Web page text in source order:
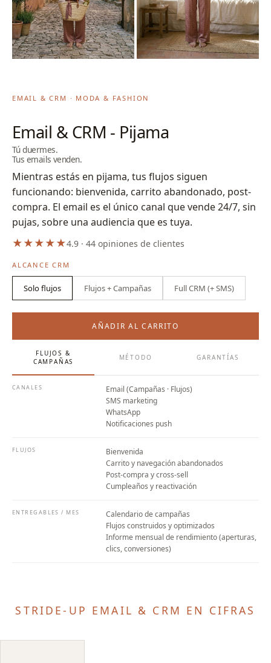
EMAIL & CRM · MODA & FASHION
Email & CRM - Pijama
Tú duermes.
Tus emails venden.
Mientras estás en pijama, tus flujos siguen
funcionando: bienvenida, carrito abandonado, post-
compra. El email es el único canal que vende 24/7, sin
pujas, sobre una audiencia que es tuya.
★★★★★4.9 · 44 opiniones de clientes
ALCANCE CRM
Solo flujos Flujos + Campañas
Full CRM (+ SMS)
AÑADIR AL CARRITO
FLUJOS &
CAMPAÑAS
MÉTODO GARANTÍAS
CANALES
Email (Campañas · Flujos)
SMS marketing
WhatsApp
Notificaciones push
FLUJOS
Bienvenida
Carrito y navegación abandonados
Post-compra y cross-sell
Cumpleaños y reactivación
ENTREGABLES / MES
Calendario de campañas
Flujos construidos y optimizados
Informe mensual de rendimiento (aperturas,
clics, conversiones)
STRIDE-UP EMAIL & CRM EN CIFRAS